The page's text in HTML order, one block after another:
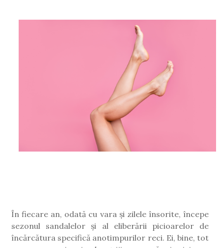
În fiecare an, odată cu vara și zilele însorite, începe
sezonul sandalelor și al eliberării picioarelor de
încărcătura specifică anotimpurilor reci. Ei, bine, tot